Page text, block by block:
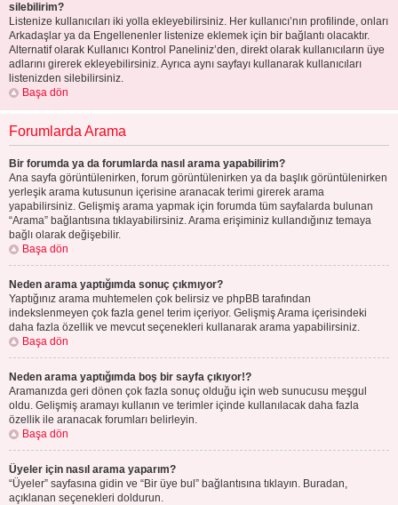
silebilirim?
Listenize kullanıcıları iki yolla ekleyebilirsiniz. Her kullanıcı’nın profilinde, onları
Arkadaşlar ya da Engellenenler listenize eklemek için bir bağlantı olacaktır.
Alternatif olarak Kullanıcı Kontrol Paneliniz’den, direkt olarak kullanıcıların üye
adlarını girerek ekleyebilirsiniz. Ayrıca aynı sayfayı kullanarak kullanıcıları
listenizden silebilirsiniz.
Başa dön
Forumlarda Arama
Bir forumda ya da forumlarda nasıl arama yapabilirim?
Ana sayfa görüntülenirken, forum görüntülenirken ya da başlık görüntülenirken
yerleşik arama kutusunun içerisine aranacak terimi girerek arama
yapabilirsiniz. Gelişmiş arama yapmak için forumda tüm sayfalarda bulunan
“Arama” bağlantısına tıklayabilirsiniz. Arama erişiminiz kullandığınız temaya
bağlı olarak değişebilir.
Başa dön
Neden arama yaptığımda sonuç çıkmıyor?
Yaptığınız arama muhtemelen çok belirsiz ve phpBB tarafından
indekslenmeyen çok fazla genel terim içeriyor. Gelişmiş Arama içerisindeki
daha fazla özellik ve mevcut seçenekleri kullanarak arama yapabilirsiniz.
Başa dön
Neden arama yaptığımda boş bir sayfa çıkıyor!?
Aramanızda geri dönen çok fazla sonuç olduğu için web sunucusu meşgul
oldu. Gelişmiş aramayı kullanın ve terimler içinde kullanılacak daha fazla
özellik ile aranacak forumları belirleyin.
Başa dön
Üyeler için nasıl arama yaparım?
“Üyeler” sayfasına gidin ve “Bir üye bul” bağlantısına tıklayın. Buradan,
açıklanan seçenekleri doldurun.